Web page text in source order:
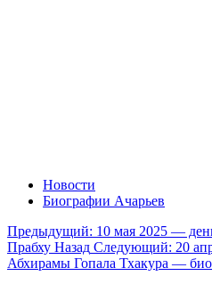
Новости
Биографии Ачарьев
Предыдущий: 10 мая 2025 —
Прабху Назад Следующий: 20
Абхирамы Гопала Тхакура —